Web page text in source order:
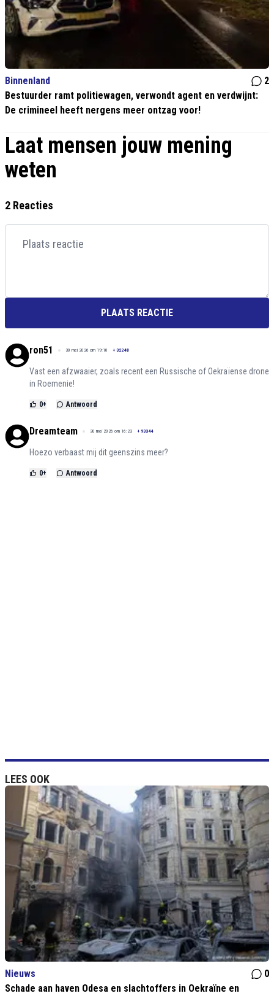
Binnenland
2
Bestuurder ramt politiewagen, verwondt agent en verdwijnt:
De crimineel heeft nergens meer ontzag voor!
Laat mensen jouw mening
weten
2 Reacties
PLAATS REACTIE
ron51 30 mei 2026 om 19:10 + 32248
Vast een afzwaaier, zoals recent een Russische of Oekraïense drone
in Roemenie!
0+ Antwoord
Dreamteam 30 mei 2026 om 16:23 + 93344
Hoezo verbaast mij dit geenszins meer?
0+ Antwoord
LEES OOK
Nieuws
0
Schade aan haven Odesa en slachtoffers in Oekraïne en